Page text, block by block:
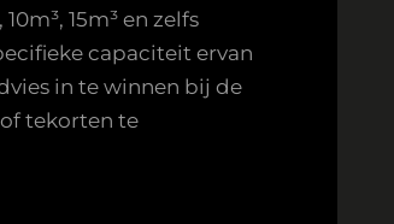
15m³ en zelfs
capaciteit ervan
in te winnen bij de
tekorten te